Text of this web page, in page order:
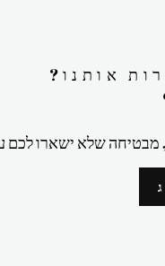
אותנו
מבטיחה שלא ישארו לכם